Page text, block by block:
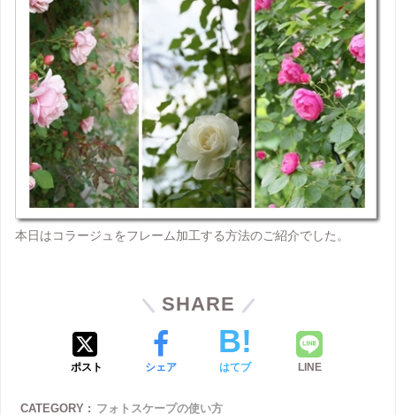
本日はコラージュをフレーム加工する方法のご紹介でした。
SHARE
ポスト シェア はてブ LINE
CATEGORY : フォトスケープの使い方